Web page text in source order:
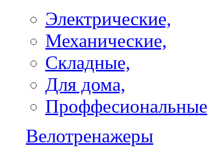
Электрические,
Механические,
Складные,
Для дома,
Проффесиональные
Велотренажеры